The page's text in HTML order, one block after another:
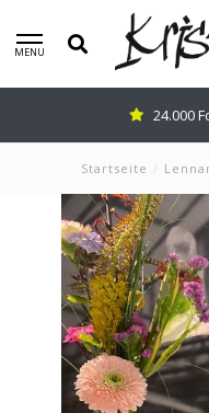
MENU
Startseite /